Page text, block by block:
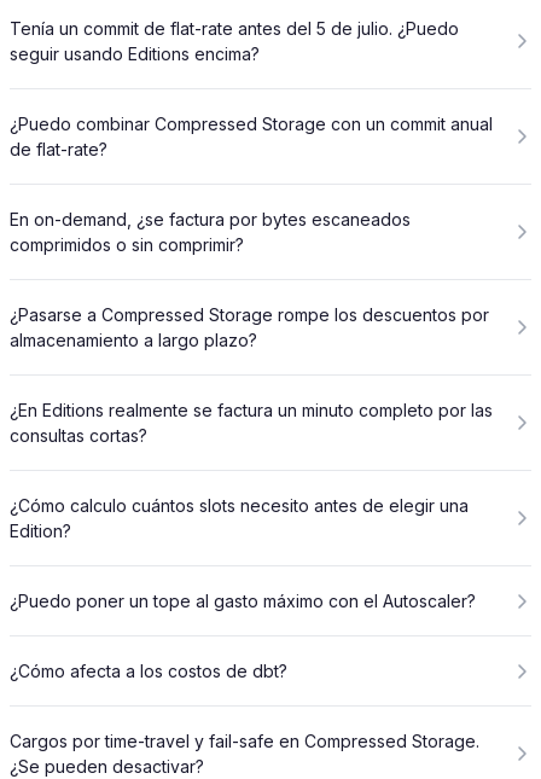
Tenía un commit de flat-rate antes del 5 de julio. ¿Puedo
seguir usando Editions encima?
¿Puedo combinar Compressed Storage con un commit anual
de flat-rate?
En on-demand, ¿se factura por bytes escaneados
comprimidos o sin comprimir?
¿Pasarse a Compressed Storage rompe los descuentos por
almacenamiento a largo plazo?
¿En Editions realmente se factura un minuto completo por las
consultas cortas?
¿Cómo calculo cuántos slots necesito antes de elegir una
Edition?
¿Puedo poner un tope al gasto máximo con el Autoscaler?
¿Cómo afecta a los costos de dbt?
Cargos por time-travel y fail-safe en Compressed Storage.
¿Se pueden desactivar?